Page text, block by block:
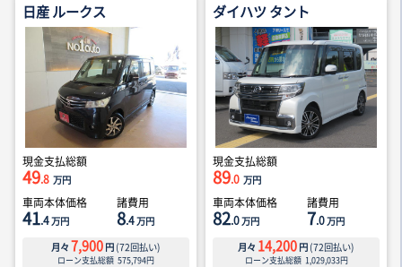
日産 ルークス
現金支払総額
49.8 万円
車両本体価格
41.4万円
諸費用
8.4万円
月々 7,900 円 (72回払い)
ローン支払総額 575,794円
ダイハツ タント
現金支払総額
89.0 万円
車両本体価格
82.0万円
諸費用
7.0万円
月々 14,200 円 (72回払い)
ローン支払総額 1,029,033円